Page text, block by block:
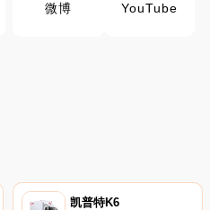
微博 YouTube
凯普特K6